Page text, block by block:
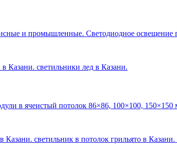
и промышленные. Светодиодное освещение
Казани. светильники лед в Казани.
в ячеистый потолок 86×86, 100×100,
светильник в потолок грильято в